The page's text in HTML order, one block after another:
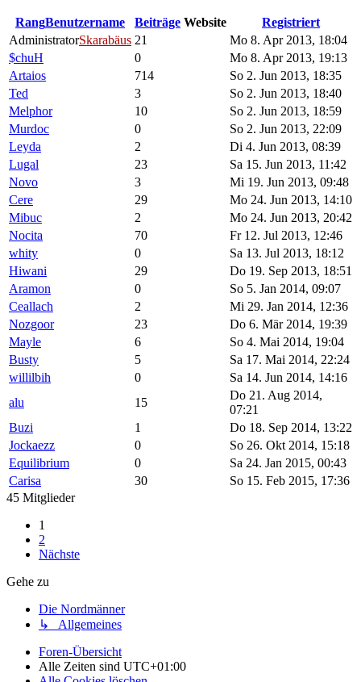
RangBenutzername Beiträge Website
Registriert
AdministratorSkarabäus 21
Mo 8. Apr 2013, 18:04
$chuH
0
Mo 8. Apr 2013, 19:13
Artaios
714
So 2. Jun 2013, 18:35
Ted
3
So 2. Jun 2013, 18:40
Melphor
10
So 2. Jun 2013, 18:59
Murdoc
0
So 2. Jun 2013, 22:09
Leyda
2
Di 4. Jun 2013, 08:39
Lugal
23
Sa 15. Jun 2013, 11:42
Novo
3
Mi 19. Jun 2013, 09:48
Cere
29
Mo 24. Jun 2013, 14:10
Mibuc
2
Mo 24. Jun 2013, 20:42
Nocita
70
Fr 12. Jul 2013, 12:46
whity
0
Sa 13. Jul 2013, 18:12
Hiwani
29
Do 19. Sep 2013, 18:51
Aramon
0
So 5. Jan 2014, 09:07
Ceallach
2
Mi 29. Jan 2014, 12:36
Nozgoor
23
Do 6. Mär 2014, 19:39
Mayle
6
So 4. Mai 2014, 19:04
Busty
5
Sa 17. Mai 2014, 22:24
willilbih
0
Sa 14. Jun 2014, 14:16
alu
15
Do 21. Aug 2014,
07:21
Buzi
1
Do 18. Sep 2014, 13:22
Jockaezz
0
So 26. Okt 2014, 15:18
Equilibrium
0
Sa 24. Jan 2015, 00:43
Carisa
30
So 15. Feb 2015, 17:36
45 Mitglieder
1
2
Nächste
Gehe zu
Die Nordmänner
↳ Allgemeines
Foren-Übersicht
Alle Zeiten sind UTC+01:00